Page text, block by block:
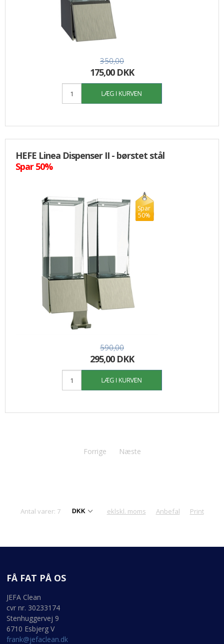
350,00
175,00 DKK
HEFE Linea Dispenser II - børstet stål
Spar 50%
Spar
50%
590,00
295,00 DKK
Forrige Næste
Antal varer: 7 eklskl. moms Anbefal Print
FÅ FAT PÅ OS
JEFA Clean
cvr nr. 30233174
Stenhuggervej 9
6710 Esbjerg V
frank@jefaclean.dk